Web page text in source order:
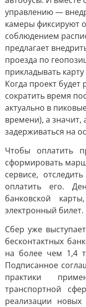
управлению —
камеры фиксируют
соблюдением
предлагает
проезда по
прикладывать
Когда проект будет
сократить время
актуально в
времени), а значит,
задерживаться на
Чтобы оплатить
сформировать
сервисе,
оплатить его.
банковской
электронный билет.
Сбер уже
бесконтактных
на более чем 1,4
Подписанное
практики
транспортной
реализации